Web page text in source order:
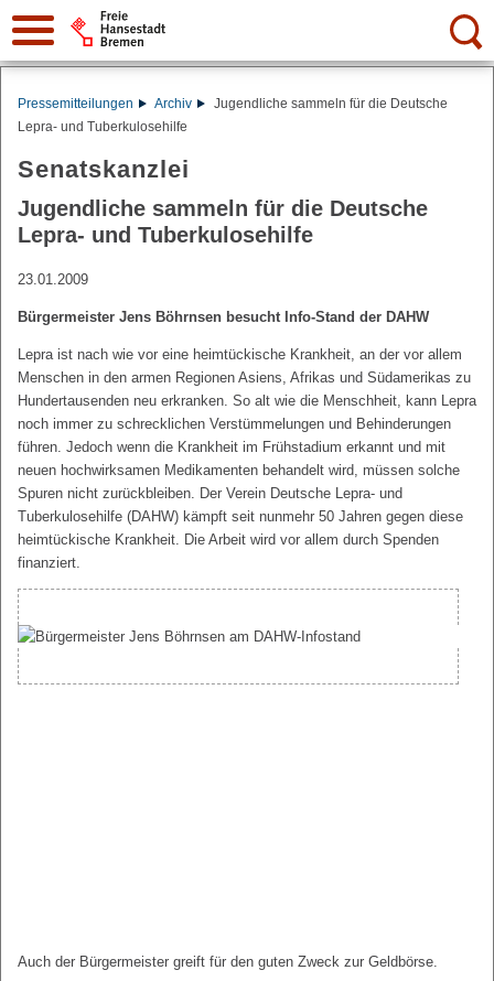
Suche:
Pressemitteilungen Archiv
Jugendliche sammeln für die Deutsche
Lepra- und Tuberkulosehilfe
Senatskanzlei
Jugendliche sammeln für die Deutsche
Lepra- und Tuberkulosehilfe
23.01.2009
Bürgermeister Jens Böhrnsen besucht Info-Stand der DAHW
Lepra ist nach wie vor eine heimtückische Krankheit, an der vor allem
Menschen in den armen Regionen Asiens, Afrikas und Südamerikas zu
Hundertausenden neu erkranken. So alt wie die Menschheit, kann Lepra
noch immer zu schrecklichen Verstümmelungen und Behinderungen
führen. Jedoch wenn die Krankheit im Frühstadium erkannt und mit
neuen hochwirksamen Medikamenten behandelt wird, müssen solche
Spuren nicht zurückbleiben. Der Verein Deutsche Lepra- und
Tuberkulosehilfe (DAHW) kämpft seit nunmehr 50 Jahren gegen diese
heimtückische Krankheit. Die Arbeit wird vor allem durch Spenden
finanziert.
Auch der Bürgermeister greift für den guten Zweck zur Geldbörse.